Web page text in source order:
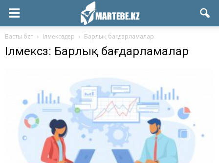
Басты бет Ілмексөздер Барлық бағдарламалар
Ілмексөз: Барлық бағдарламалар